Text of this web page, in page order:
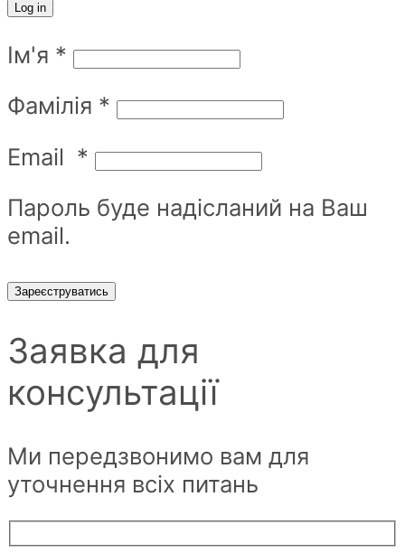
Log in
Ім'я *
Фамілія *
Email *
Пароль буде надісланий на Ваш
email.
Зареєструватись
Заявка для
консультації
Ми передзвонимо вам для
уточнення всіх питань